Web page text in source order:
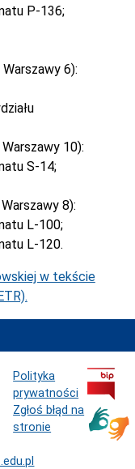
P-136;
6):
10):
S-14;
8):
L-100;
L-120.
w tekście
Polityka
prywatności
Zgłoś błąd na
stronie